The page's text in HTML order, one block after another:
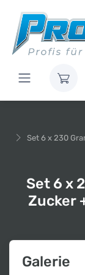
Set 6 x 230
Set 6 x
Zucker
Galerie